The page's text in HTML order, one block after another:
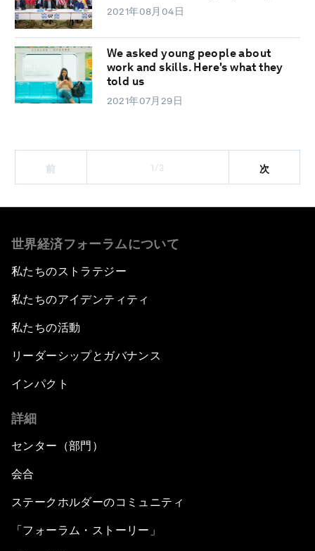
2021年08月04日
We asked young people about
work and skills. Here's what they
told us
2021年07月29日
前 1/3 次
世界経済フォーラムについて
私たちのストラテジー
私たちのアイデンティティ
私たちの活動
リーダーシップとガバナンス
インパクト
詳細
センター（部門）
会合
ステークホルダーのコミュニティ
「フォーラム・ストーリー」